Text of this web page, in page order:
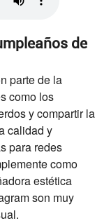
de
parte de la
como los
y compartir la
calidad y
para redes
como
estética
son muy